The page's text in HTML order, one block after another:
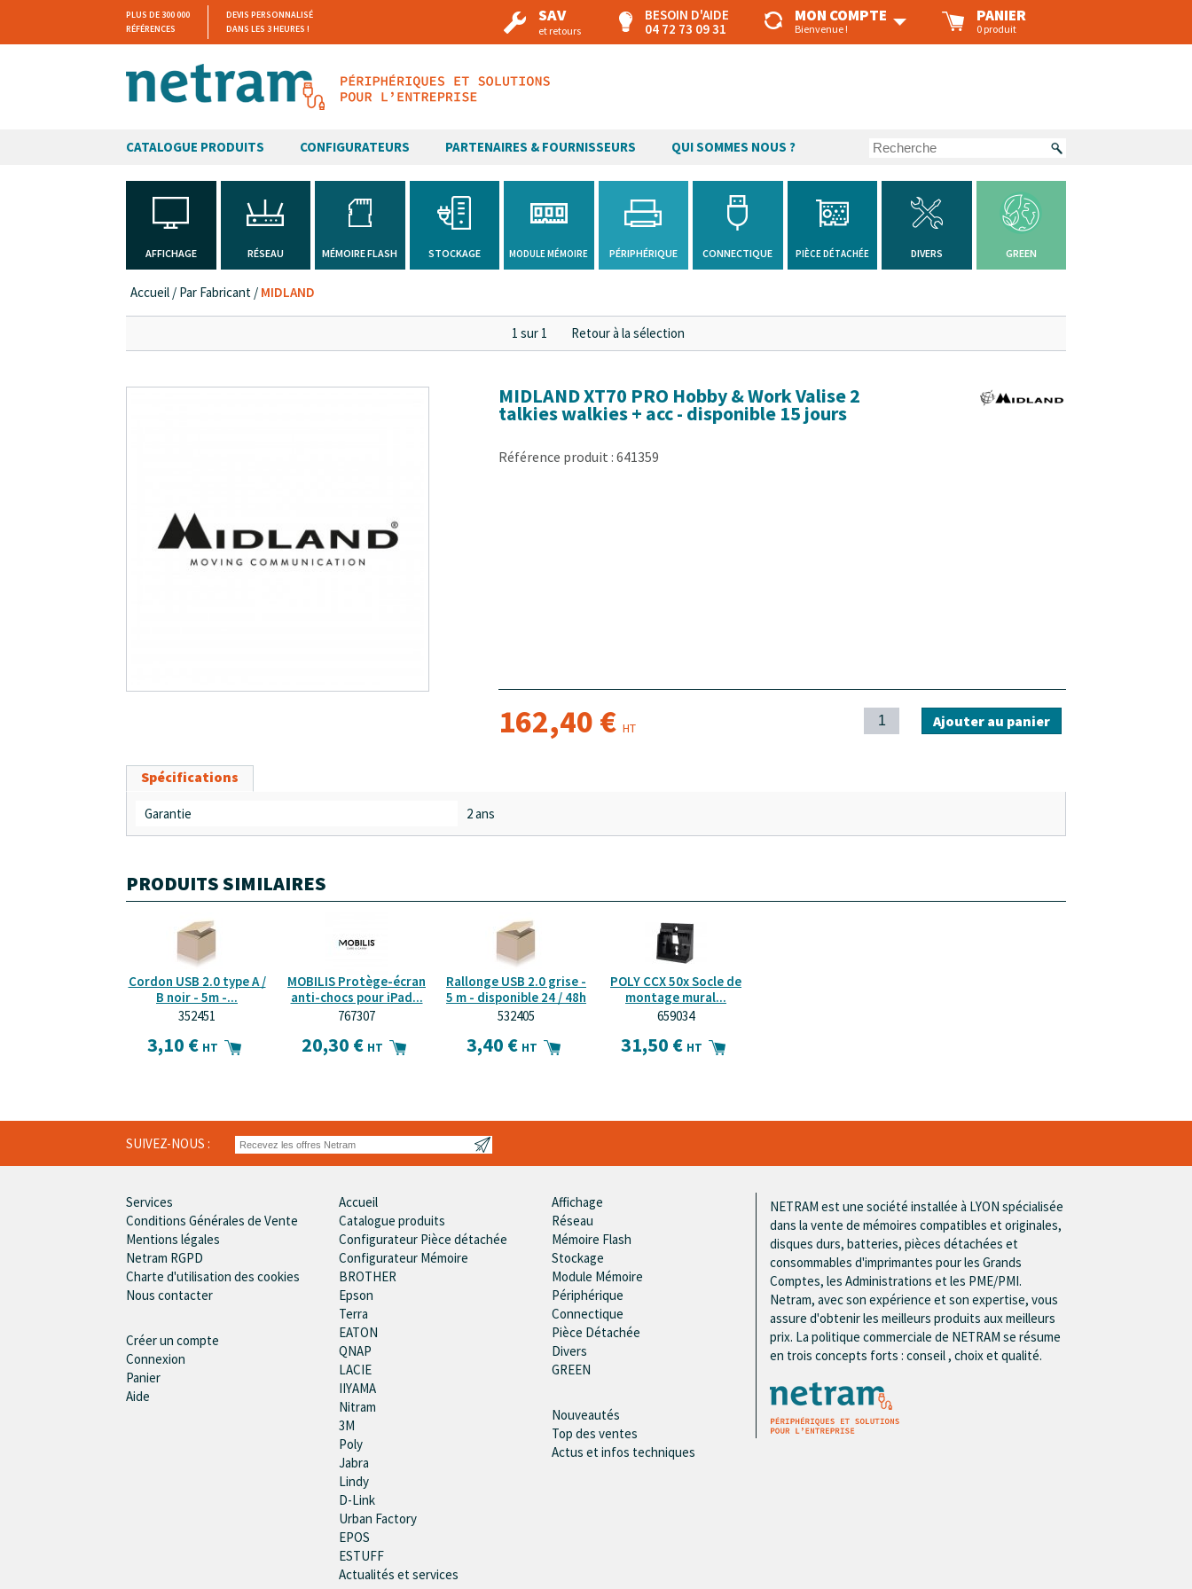
PLUS DE 300 000
RÉFÉRENCES
DEVIS PERSONNALISÉ
DANS LES 3 HEURES !
PANIER
0 produit
MON COMPTE
Bienvenue !
BESOIN D'AIDE
04 72 73 09 31
SAV
et retours
CATALOGUE PRODUITS CONFIGURATEURS PARTENAIRES & FOURNISSEURS QUI SOMMES NOUS ?
AFFICHAGE RÉSEAU MÉMOIRE FLASH STOCKAGE MODULE MÉMOIRE PÉRIPHÉRIQUE CONNECTIQUE PIÈCE DÉTACHÉE DIVERS GREEN
Accueil / Par Fabricant / MIDLAND
1 sur 1 Retour à la sélection
MIDLAND XT70 PRO Hobby & Work Valise 2
talkies walkies + acc - disponible 15 jours
Référence produit : 641359
162,40 € HT Ajouter au panier
Spécifications
Garantie 2 ans
PRODUITS SIMILAIRES
Cordon USB 2.0 type A /
B noir - 5m -...
352451
3,10 € HT
MOBILIS Protège-écran
anti-chocs pour iPad...
767307
20,30 € HT
Rallonge USB 2.0 grise -
5 m - disponible 24 / 48h
532405
3,40 € HT
POLY CCX 50x Socle de
montage mural...
659034
31,50 € HT
SUIVEZ-NOUS :
Services
Conditions Générales de Vente
Mentions légales
Netram RGPD
Charte d'utilisation des cookies
Nous contacter
Créer un compte
Connexion
Panier
Aide
Accueil
Catalogue produits
Configurateur Pièce détachée
Configurateur Mémoire
BROTHER
Epson
Terra
EATON
QNAP
LACIE
IIYAMA
Nitram
3M
Poly
Jabra
Lindy
D-Link
Urban Factory
EPOS
ESTUFF
Actualités et services
Affichage
Réseau
Mémoire Flash
Stockage
Module Mémoire
Périphérique
Connectique
Pièce Détachée
Divers
GREEN
Nouveautés
Top des ventes
Actus et infos techniques
NETRAM est une société installée à LYON spécialisée
dans la vente de mémoires compatibles et originales,
disques durs, batteries, pièces détachées et
consommables d'imprimantes pour les Grands
Comptes, les Administrations et les PME/PMI.
Netram, avec son expérience et son expertise, vous
assure d'obtenir les meilleurs produits aux meilleurs
prix. La politique commerciale de NETRAM se résume
en trois concepts forts : conseil , choix et qualité.